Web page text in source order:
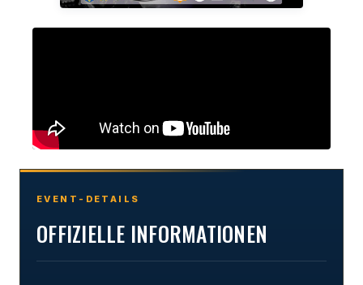
EVENT-DETAILS
OFFIZIELLE INFORMATIONEN